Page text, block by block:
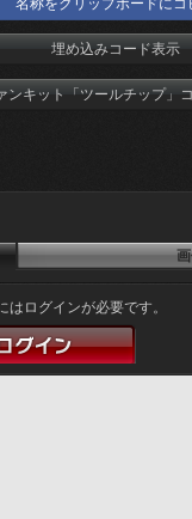
名称をクリップボードにコ
埋め込みコード表示
ンキット「ツールチップ」
はログインが必要です。